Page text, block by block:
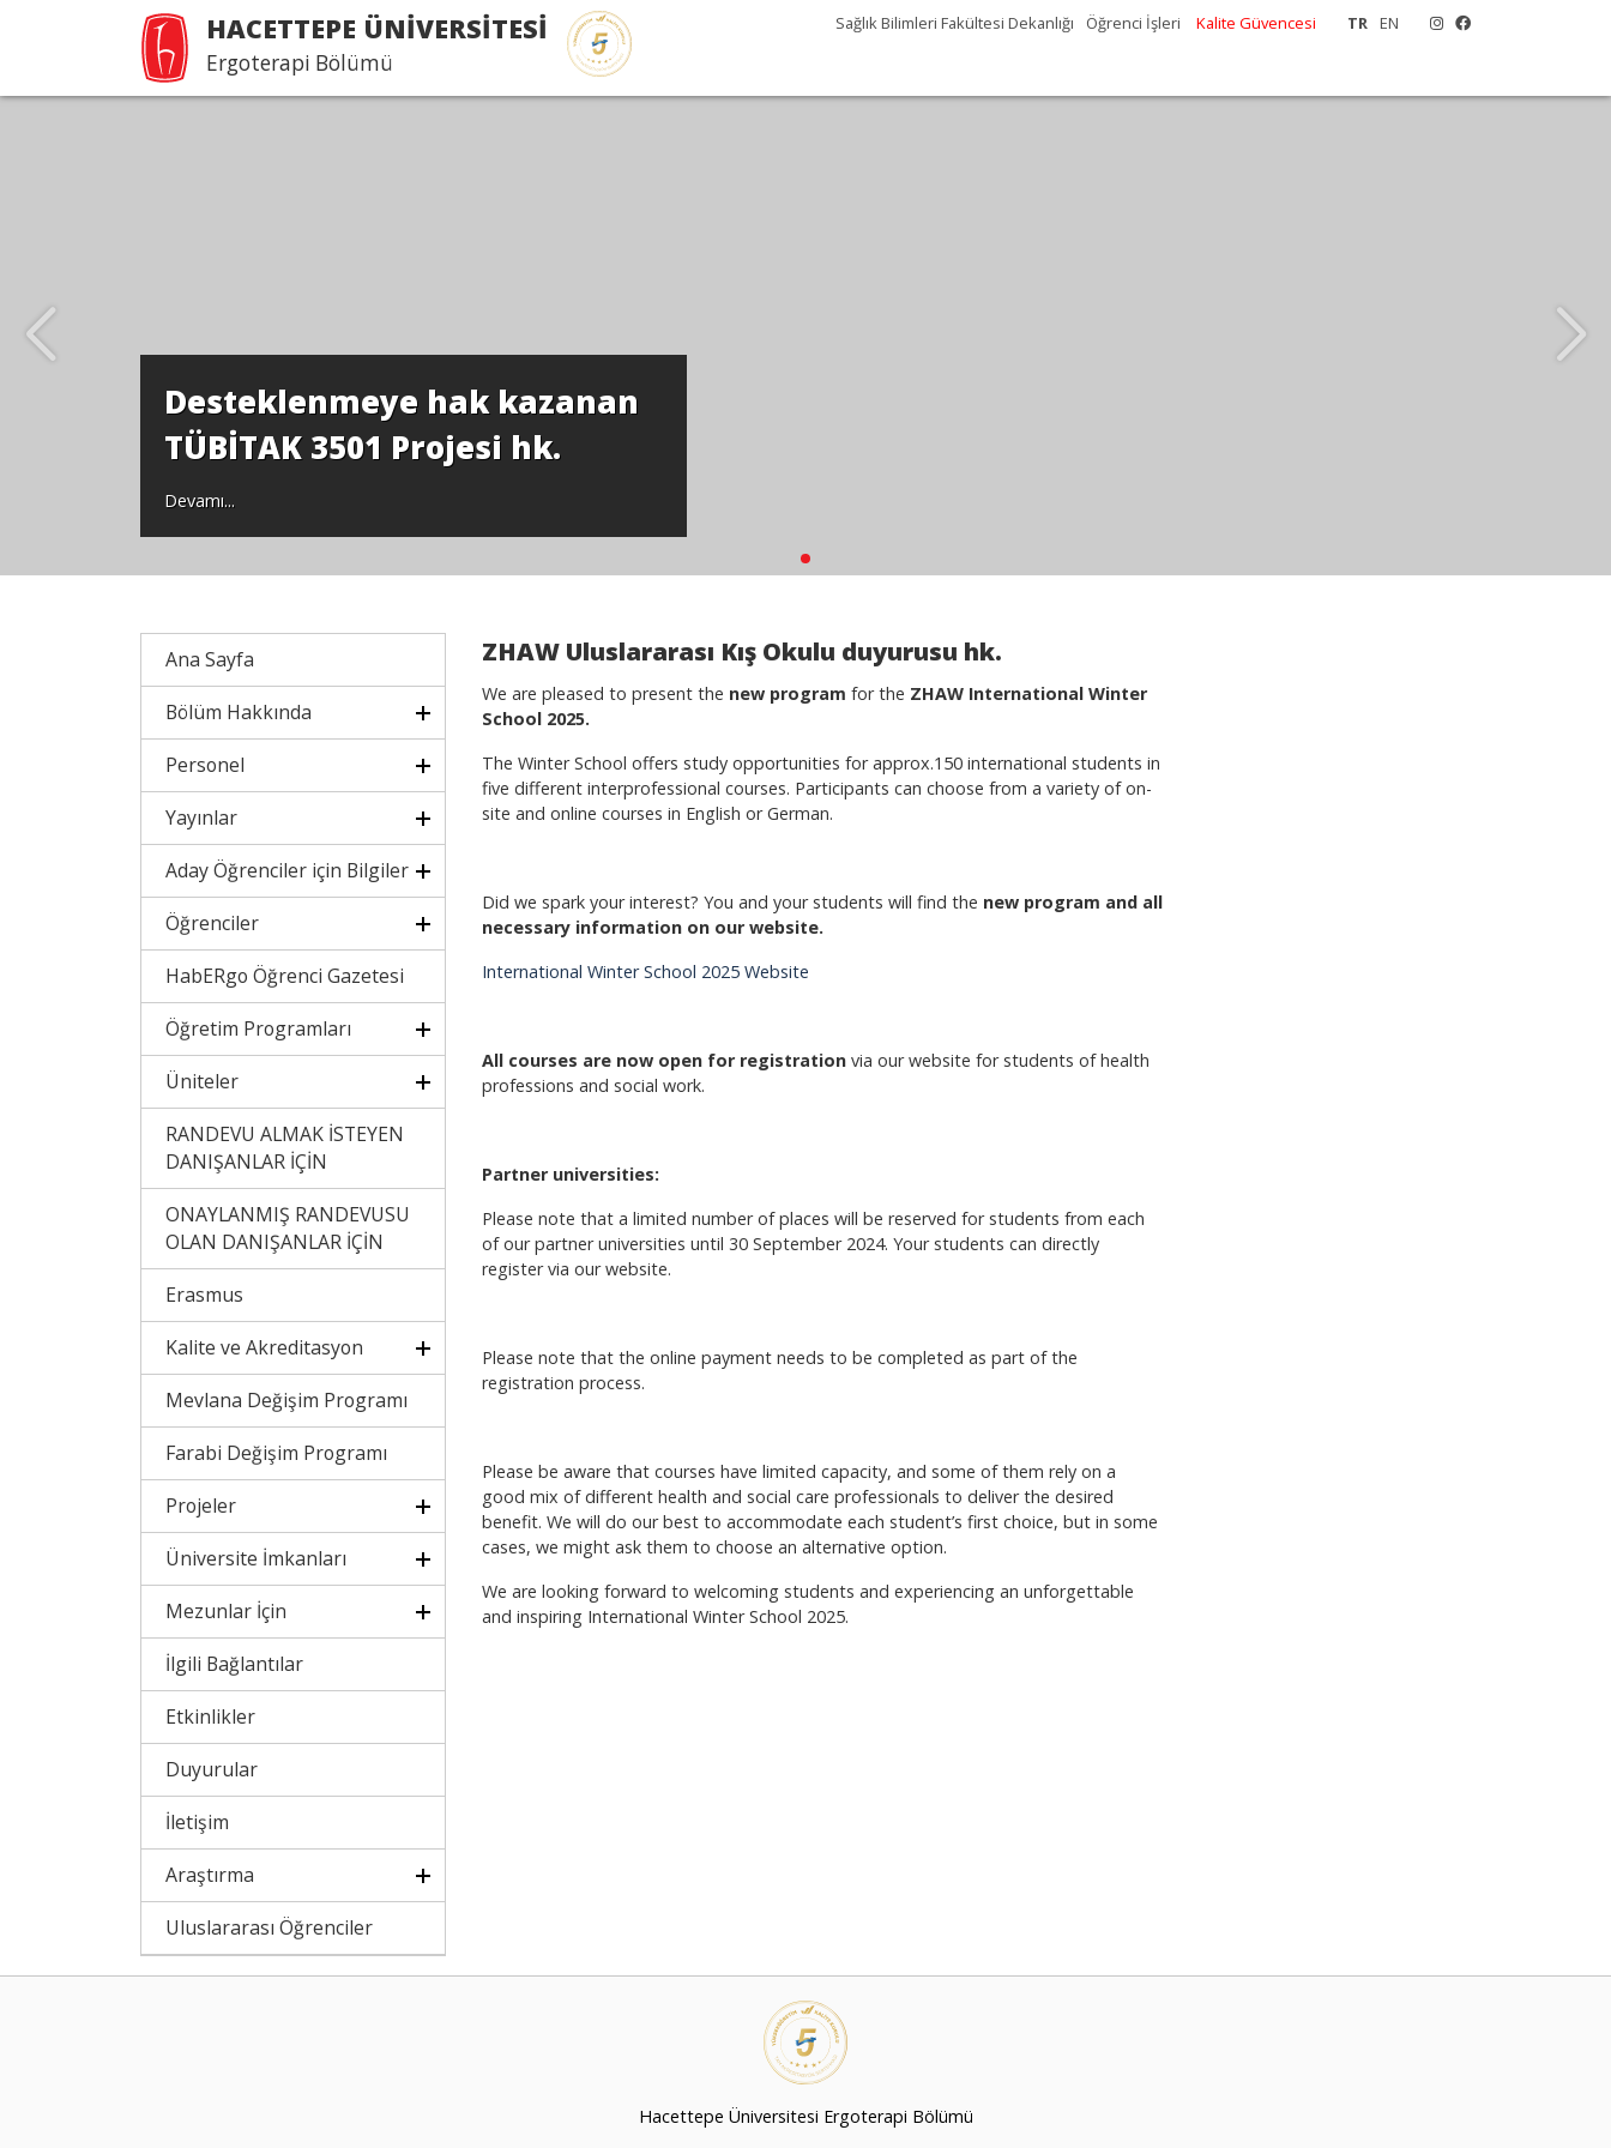
HACETTEPE ÜNİVERSİTESİ
Ergoterapi Bölümü
TR EN
Sağlık Bilimleri Fakültesi Dekanlığı Öğrenci İşleri Kalite Güvencesi
Desteklenmeye hak kazanan
TÜBİTAK 3501 Projesi hk.
Devamı...
Ana Sayfa
Bölüm Hakkında
Personel
Yayınlar
Aday Öğrenciler için Bilgiler
Öğrenciler
HabERgo Öğrenci Gazetesi
Öğretim Programları
Üniteler
RANDEVU ALMAK İSTEYEN
DANIŞANLAR İÇİN
ONAYLANMIŞ RANDEVUSU
OLAN DANIŞANLAR İÇİN
Erasmus
Kalite ve Akreditasyon
Mevlana Değişim Programı
Farabi Değişim Programı
Projeler
Üniversite İmkanları
Mezunlar İçin
İlgili Bağlantılar
Etkinlikler
Duyurular
İletişim
Araştırma
Uluslararası Öğrenciler
ZHAW Uluslararası Kış Okulu duyurusu hk.
We are pleased to present the new program for the ZHAW International Winter
School 2025.
The Winter School offers study opportunities for approx.150 international students in
five different interprofessional courses. Participants can choose from a variety of on-
site and online courses in English or German.
Did we spark your interest? You and your students will find the new program and all
necessary information on our website.
International Winter School 2025 Website
All courses are now open for registration via our website for students of health
professions and social work.
Partner universities:
Please note that a limited number of places will be reserved for students from each
of our partner universities until 30 September 2024. Your students can directly
register via our website.
Please note that the online payment needs to be completed as part of the
registration process.
Please be aware that courses have limited capacity, and some of them rely on a
good mix of different health and social care professionals to deliver the desired
benefit. We will do our best to accommodate each student’s first choice, but in some
cases, we might ask them to choose an alternative option.
We are looking forward to welcoming students and experiencing an unforgettable
and inspiring International Winter School 2025.
Hacettepe Üniversitesi Ergoterapi Bölümü